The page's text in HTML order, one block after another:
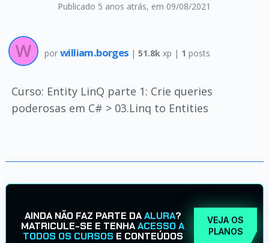
Publicado 5 anos atrás, em 09/08/2021
por william.borges | 51.8k xp | 1 posts
Curso: Entity LinQ parte 1: Crie queries
poderosas em C# > 03.Linq to Entities
AINDA NÃO FAZ PARTE DAALURA?
MATRICULE-SE E TENHAACESSO A
TODOS OS CURSOS E CONTEÚDOS
VEJA OS
PLANOS